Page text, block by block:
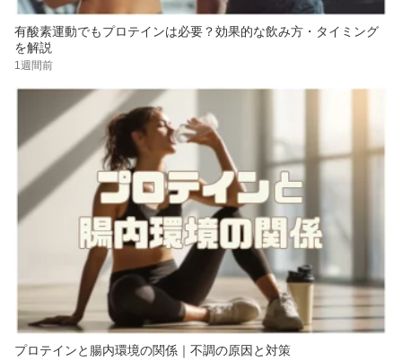
有酸素運動でもプロテインは必要？効果的な飲み方・タイミング
を解説
1週間前
プロテインと腸内環境の関係｜不調の原因と対策